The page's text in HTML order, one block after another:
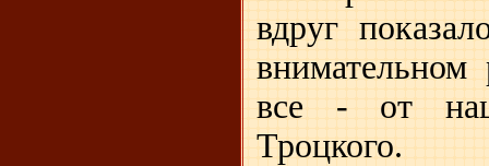
вдруг
все - от
Троцкого.